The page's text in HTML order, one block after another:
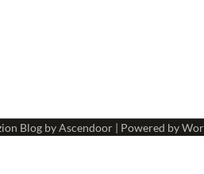
Blog byAscendoor| Powered by